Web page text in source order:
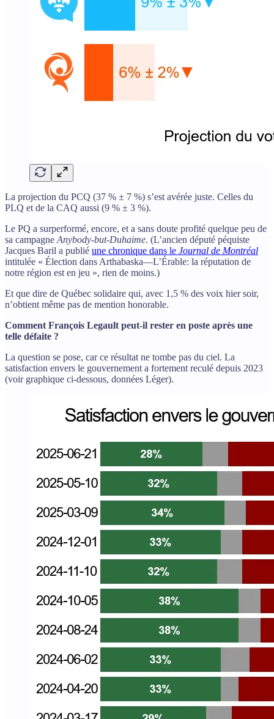
La projection du PCQ (37 % ± 7 %) s’est avérée juste. Celles du
PLQ et de la CAQ aussi (9 % ± 3 %).
Le PQ a surperformé, encore, et a sans doute profité quelque peu de
sa campagne Anybody-but-Duhaime. (L’ancien député péquiste
Jacques Baril a publié une chronique dans le Journal de Montréal
intitulée « Élection dans Arthabaska—L’Érable: la réputation de
notre région est en jeu », rien de moins.)
Et que dire de Québec solidaire qui, avec 1,5 % des voix hier soir,
n’obtient même pas de mention honorable.
Comment François Legault peut-il rester en poste après une
telle défaite ?
La question se pose, car ce résultat ne tombe pas du ciel. La
satisfaction envers le gouvernement a fortement reculé depuis 2023
(voir graphique ci-dessous, données Léger).